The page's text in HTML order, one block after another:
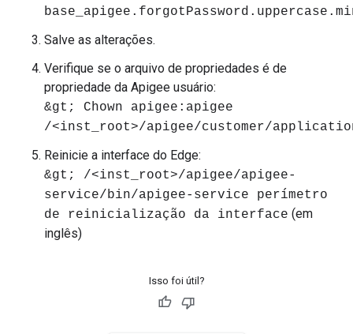
Salve as alterações.
Verifique se o arquivo de propriedades é de
propriedade da Apigee usuário:
&gt; Chown apigee:apigee
/<inst_root>/apigee/customer/
Reinicie a interface do Edge:
&gt; /<inst_root>/apigee/apigee-
service/bin/apigee-service perímetro
de reinicialização da interface (em
inglês)
Isso foi útil?